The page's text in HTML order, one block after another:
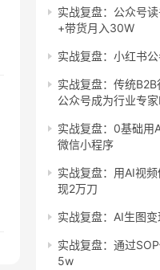
实战复盘：公众号
+带货月入30W
实战复盘：小红书
实战复盘：传统
公众号成为行业专家
实战复盘：0基础用
微信小程序
实战复盘：用AI视
现2万刀
实战复盘：AI生图
实战复盘：通过
5w